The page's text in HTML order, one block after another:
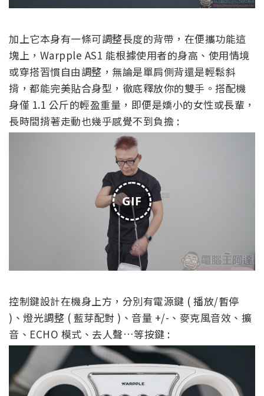
加上它本身有一條可調整長度的背帶，在便攜功能這
塊上，Warpple AS1 能根據使用者的身高、使用情境
或穿搭習慣自由調整，無論是單肩側背還是輕鬆斜
揹，都能完美貼合身型，徹底釋放你的雙手。搭配機
身僅 1.1 公斤的輕盈重量，即便是嬌小的女性或長輩，
長時間揹著走動也幾乎感覺不到負擔 :
GIF
控制鍵設計在機身上方，分別有電源鍵 ( 播放/暫停
)、燈光調整 ( 藍芽配對 )、音量 +/-、麥克風音效、擴
音、ECHO 模式、去人聲…等按鍵 :